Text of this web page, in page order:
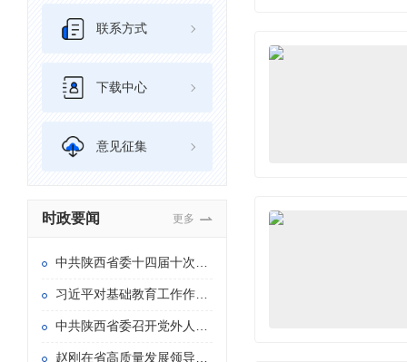
联系方式
下载中心
意见征集
时政要闻 更多